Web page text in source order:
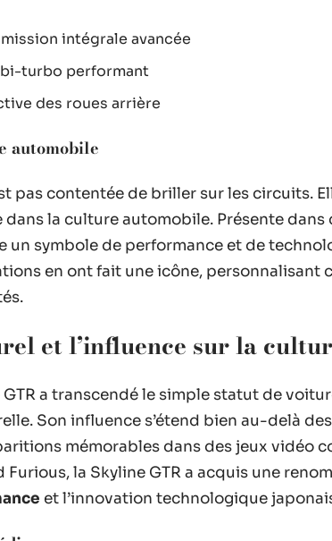
intégrale avancée
turbo performant
des roues arrière
automobile
pas contentée de briller sur les circuits.
la culture automobile. Présente
un symbole de performance et de
en ont fait une icône, personnalisant
et l’influence sur la
a transcendé le simple statut de
Son influence s’étend bien au-delà
mémorables dans des jeux vidéo
Furious, la Skyline GTR a acquis une
et l’innovation technologique